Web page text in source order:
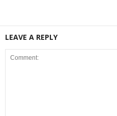
LEAVE A REPLY